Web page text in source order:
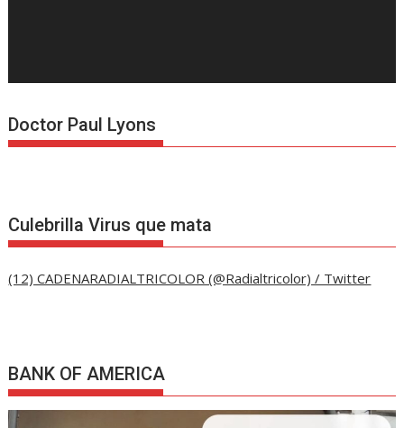
Doctor Paul Lyons
Culebrilla Virus que mata
(12) CADENARADIALTRICOLOR (@Radialtricolor) / Twitter
BANK OF AMERICA